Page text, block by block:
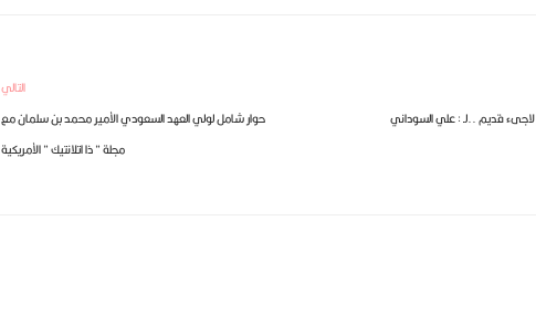
قديم ..لـ : علي السوداني
التالي
حوار شامل لولي العهد السعودي الأمير محمد بن سلمان مع
مجلة ” ذا اتلانتيك ” الأمريكية